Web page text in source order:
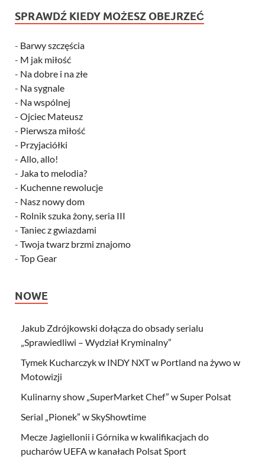
SPRAWDŹ KIEDY MOŻESZ OBEJRZEĆ
- Barwy szczęścia
- M jak miłość
- Na dobre i na złe
- Na sygnale
- Na wspólnej
- Ojciec Mateusz
- Pierwsza miłość
- Przyjaciółki
- Allo, allo!
- Jaka to melodia?
- Kuchenne rewolucje
- Nasz nowy dom
- Rolnik szuka żony, seria III
- Taniec z gwiazdami
- Twoja twarz brzmi znajomo
- Top Gear
NOWE
Jakub Zdrójkowski dołącza do obsady serialu
„Sprawiedliwi – Wydział Kryminalny”
Tymek Kucharczyk w INDY NXT w Portland na żywo w
Motowizji
Kulinarny show „SuperMarket Chef” w Super Polsat
Serial „Pionek” w SkyShowtime
Mecze Jagiellonii i Górnika w kwalifikacjach do
pucharów UEFA w kanałach Polsat Sport